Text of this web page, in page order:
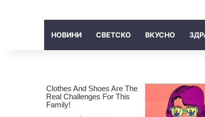
НОВИНИ СВЕТСКО ВКУСНО